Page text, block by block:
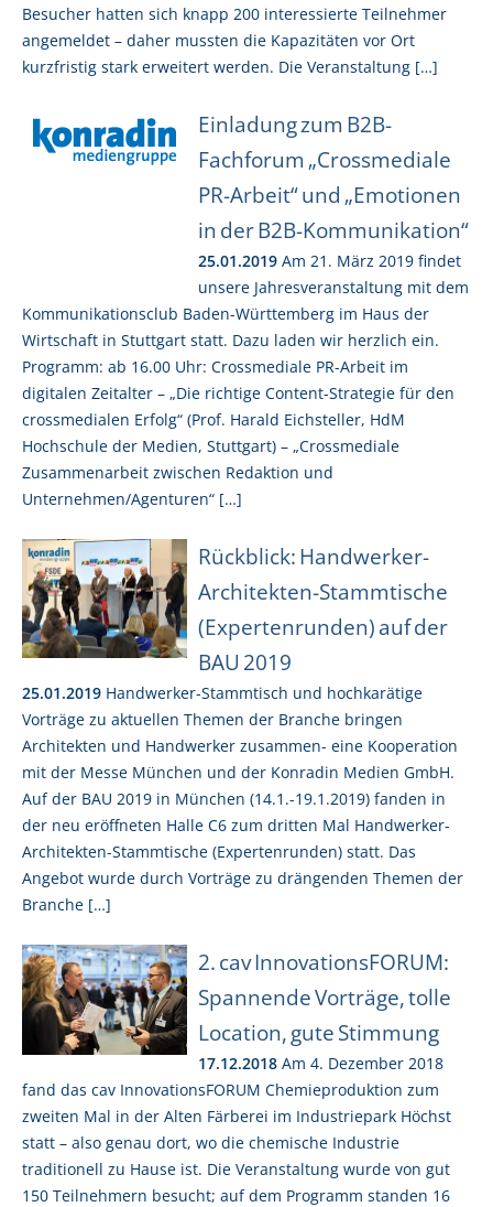
Besucher hatten sich knapp 200 interessierte Teilnehmer
angemeldet – daher mussten die Kapazitäten vor Ort
kurzfristig stark erweitert werden. Die Veranstaltung […]
Einladung zum B2B-
Fachforum „Crossmediale
PR-Arbeit“ und „Emotionen
in der B2B-Kommunikation“
25.01.2019 Am 21. März 2019 findet
unsere Jahresveranstaltung mit dem
Kommunikationsclub Baden-Württemberg im Haus der
Wirtschaft in Stuttgart statt. Dazu laden wir herzlich ein.
Programm: ab 16.00 Uhr: Crossmediale PR-Arbeit im
digitalen Zeitalter – „Die richtige Content-Strategie für den
crossmedialen Erfolg“ (Prof. Harald Eichsteller, HdM
Hochschule der Medien, Stuttgart) – „Crossmediale
Zusammenarbeit zwischen Redaktion und
Unternehmen/Agenturen“ […]
Rückblick: Handwerker-
Architekten-Stammtische
(Expertenrunden) auf der
BAU 2019
25.01.2019 Handwerker-Stammtisch und hochkarätige
Vorträge zu aktuellen Themen der Branche bringen
Architekten und Handwerker zusammen- eine Kooperation
mit der Messe München und der Konradin Medien GmbH.
Auf der BAU 2019 in München (14.1.-19.1.2019) fanden in
der neu eröffneten Halle C6 zum dritten Mal Handwerker-
Architekten-Stammtische (Expertenrunden) statt. Das
Angebot wurde durch Vorträge zu drängenden Themen der
Branche […]
2. cav InnovationsFORUM:
Spannende Vorträge, tolle
Location, gute Stimmung
17.12.2018 Am 4. Dezember 2018
fand das cav InnovationsFORUM Chemieproduktion zum
zweiten Mal in der Alten Färberei im Industriepark Höchst
statt – also genau dort, wo die chemische Industrie
traditionell zu Hause ist. Die Veranstaltung wurde von gut
150 Teilnehmern besucht; auf dem Programm standen 16